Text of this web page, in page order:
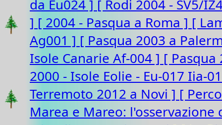
da Eu024 ] [ Rodi 2004 - SV5/
] [ 2004 - Pasqua a Roma ] [
Ag001 ] [ Pasqua 2003 a
Isole Canarie Af-004 ] [ Pasqua
2000 - Isole Eolie - Eu-017 Iia-
Terremoto 2012 a Novi ] [
Marea e Mareo: